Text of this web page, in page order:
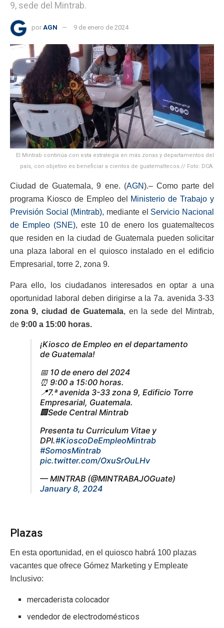
9, sede del Mintrab.
por AGN 9 de enero de 2024
El Mintrab continúa con esta estrategia en más zonas y departamentos del
país, con objetivo es beneficiar a cientos de guatemaltecos.// Foto: DCA.
Ciudad de Guatemala, 9 ene. (AGN).– Como parte del
programa Kiosco de Empleo del Ministerio de Trabajo y
Previsión Social (Mintrab), mediante el Servicio Nacional
de Empleo (SNE), este 10 de enero los guatemaltecos
que residen en la ciudad de Guatemala pueden solicitar
una plaza laboral en el quiosco instalado en el edificio
Empresarial, torre 2, zona 9.
Para ello, los ciudadanos interesados en optar a una
oportunidad laboral deben dirigirse a la 7a. avenida 3-33
zona 9, ciudad de Guatemala, en la sede del Mintrab,
de 9:00 a 15:00 horas.
¡Kiosco de Empleo en el departamento
de Guatemala!
📅 10 de enero del 2024
⏰ 9:00 a 15:00 horas.
📍7.ª avenida 3-33 zona 9, Edificio Torre
Empresarial, Guatemala.
🏢Sede Central Mintrab
Presenta tu Curriculum Vitae y
DPI.#KioscoDeEmpleoMintrab
#SomosMintrab
pic.twitter.com/OxuSrOuLHv
— MINTRAB (@MINTRABAJOGuate)
January 8, 2024
Plazas
En esta oportunidad, en el quiosco habrá 100 plazas
vacantes que ofrece Gómez Marketing y Empleate
Inclusivo:
mercaderista colocador
vendedor de electrodomésticos